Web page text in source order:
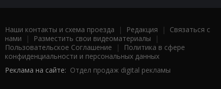
Наши контакты и схема проезда | Редакция | Связаться с
нами | Разместить свои видеоматериалы |
Пользовательское Соглашение |
Политика в сфере
конфиденциальности и персональных данных
Реклама на сайте: Отдел продаж digital рекламы